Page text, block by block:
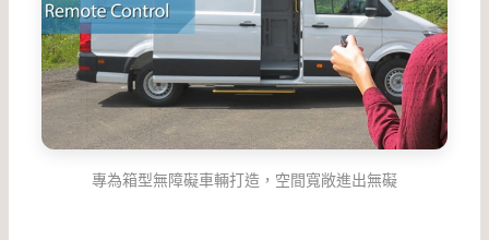
專為箱型無障礙車輛打造，空間寬敞進出無礙